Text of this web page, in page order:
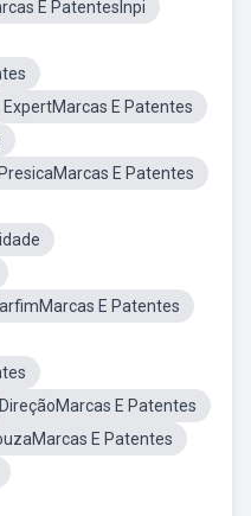
E PatentesInpi
ExpertMarcas E Patentes
PresicaMarcas E Patentes
E Patentes
DireçãoMarcas E Patentes
E Patentes